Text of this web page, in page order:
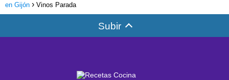
en Gijón
Vinos Parada
Subir